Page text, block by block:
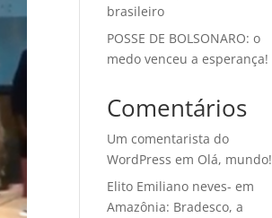
brasileiro
POSSE DE BOLSONARO: o
medo venceu a esperança!
Comentários
Um comentarista do
WordPress em Olá, mundo!
Elito Emiliano neves- em
Amazônia: Bradesco, a